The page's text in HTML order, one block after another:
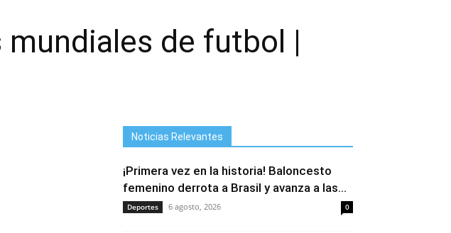
mundiales de futbol |
Noticias Relevantes
¡Primera vez en la historia! Baloncesto
femenino derrota a Brasil y avanza a las...
Deportes 6 agosto, 2026 0